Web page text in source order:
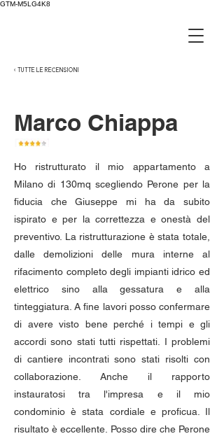
GTM-M5LG4K8
< TUTTE LE RECENSIONI
Marco Chiappa
Ho ristrutturato il mio appartamento a
Milano di 130mq scegliendo Perone per la
fiducia che Giuseppe mi ha da subito
ispirato e per la correttezza e onestà del
preventivo. La ristrutturazione è stata totale,
dalle demolizioni delle mura interne al
rifacimento completo degli impianti idrico ed
elettrico sino alla gessatura e alla
tinteggiatura. A fine lavori posso confermare
di avere visto bene perché i tempi e gli
accordi sono stati tutti rispettati. I problemi
di cantiere incontrati sono stati risolti con
collaborazione. Anche il rapporto
instauratosi tra l'impresa e il mio
condominio è stata cordiale e proficua. Il
risultato è eccellente. Posso dire che Perone